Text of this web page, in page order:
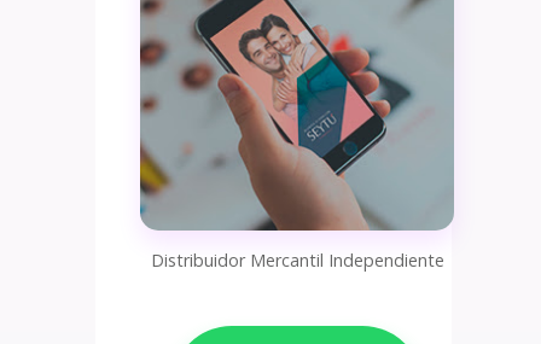
Distribuidor Mercantil Independiente